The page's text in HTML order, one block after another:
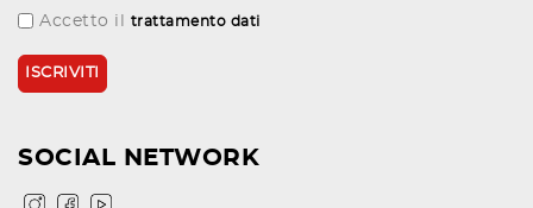
Accetto il trattamento dati
SOCIAL NETWORK